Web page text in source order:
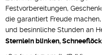
Festvorbereitungen,
die garantiert Freude machen,
und besinnliche Stunden an
Sternlein blinken,